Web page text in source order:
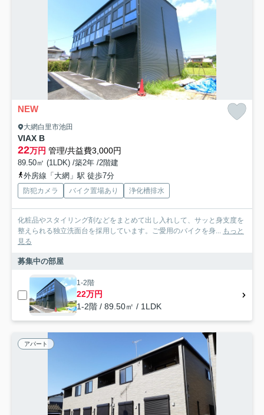
NEW
大網白里市池田
VIAX B
22万円 管理/共益費3,000円
89.50㎡ (1LDK) /築2年 /2階建
外房線「大網」駅 徒歩7分
防犯カメラ バイク置場あり 浄化槽排水
化粧品やスタイリング剤などをまとめて出し入れして、サッと身支度を
整えられる独立洗面台を採用しています。ご愛用のバイクを身... もっと
見る
募集中の部屋
1-2階
22万円
1-2階 / 89.50㎡ / 1LDK
アパート